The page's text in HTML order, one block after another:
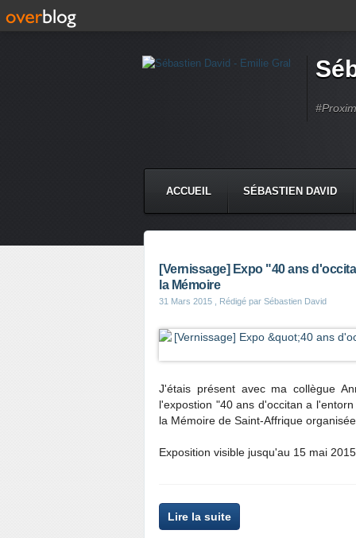
ACCUEIL SÉBASTIEN DAVID
[Vernissage] Expo "40 ans
la Mémoire
31 Mars 2015 , Rédigé par Sébastien David
J'étais présent avec ma collègue
l'expostion "40 ans d'occitan a
la Mémoire de Saint-Affrique
Exposition visible jusqu'au 15 mai
Lire la suite